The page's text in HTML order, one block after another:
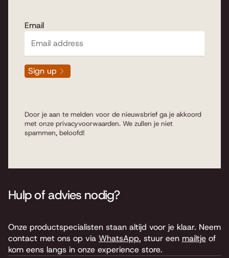
Email
Sign up
Door je aan te melden voor de nieuwsbrief ga je akkoord
met onze privacyvoorwaarden. We zullen je niet
spammen, beloofd!
Hulp of advies nodig?
Onze productspecialisten staan altijd voor je klaar. Neem
contact met ons op via WhatsApp, stuur een mailtje of
kom eens langs in onze experience store.